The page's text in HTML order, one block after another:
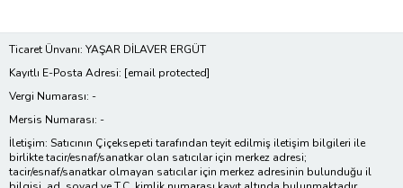
Ticaret Ünvanı: YAŞAR DİLAVER ERGÜT
Kayıtlı E-Posta Adresi: [email protected]
Vergi Numarası: -
Mersis Numarası: -
İletişim: Satıcının Çiçeksepeti tarafından teyit edilmiş iletişim bilgileri ile
birlikte tacir/esnaf/sanatkar olan satıcılar için merkez adresi;
tacir/esnaf/sanatkar olmayan satıcılar için merkez adresinin bulunduğu il